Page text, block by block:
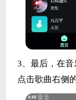
3、最后，在音
点击歌曲右侧